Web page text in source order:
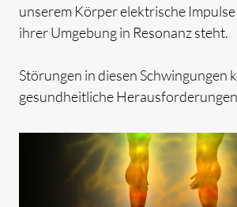
unserem Körper elektrische
ihrer Umgebung in Resonanz steht.
Störungen in diesen Schwingungen
gesundheitliche